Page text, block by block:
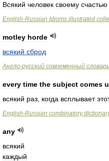
Всякий человек своему счастью
English-Russian Idioms illustrated
motley horde
всякий сброд
Англо-русский современный словарь
every time the subject comes
всякий раз когда всплывает
English-Russian combinatory
any
всякий
каждый